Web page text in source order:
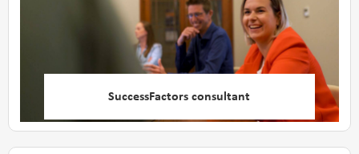
SuccessFactors consultant